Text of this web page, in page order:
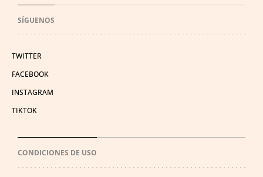
SÍGUENOS
TWITTER
FACEBOOK
INSTAGRAM
TIKTOK
CONDICIONES DE USO